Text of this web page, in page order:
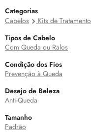
Categorias
Cabelos
Kits de Tratamento
Tipos de Cabelo
Com Queda ou Ralos
Condição dos Fios
Prevenção à Queda
Desejo de Beleza
Anti-Queda
Tamanho
Padrão